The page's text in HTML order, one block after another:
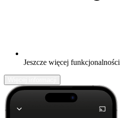
Jeszcze więcej funkcjonalności